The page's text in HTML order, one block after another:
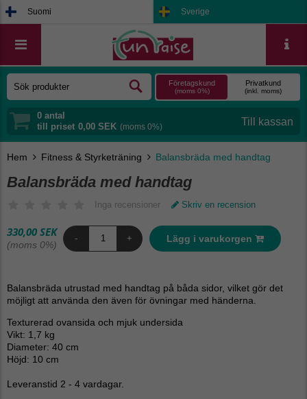
Suomi Sverige
Företagskund
(moms 0%)
Privatkund
(inkl. moms)
0 antal
till priset 0,00 SEK (moms 0%)
Hem Fitness & Styrketräning Balansbräda med handtag
Balansbräda med handtag
Inga recensioner Skriv en recension
330,00 SEK
(moms 0%)
- + Lägg i varukorgen
Balansbräda utrustad med handtag på båda sidor, vilket gör det
möjligt att använda den även för övningar med händerna.
Texturerad ovansida och mjuk undersida
Vikt: 1,7 kg
Diameter: 40 cm
Höjd: 10 cm
Leveranstid 2 - 4 vardagar.